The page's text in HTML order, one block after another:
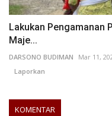
Lakukan Pengamanan
Maje...
DARSONO BUDIMAN Mar 11,
Laporkan
KOMENTAR